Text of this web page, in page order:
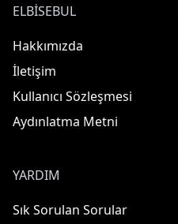
ELBISEBUL
Hakkımızda
İletişim
Kullanıcı Sözleşmesi
Aydınlatma Metni
YARDIM
Sık Sorulan Sorular